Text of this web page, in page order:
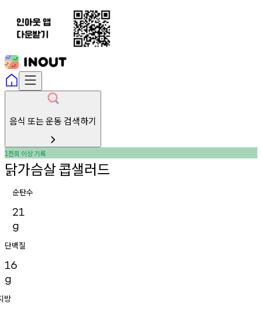
음식 또는 운동 검색하기
1천회 이상기록
닭가슴살콥샐러드
순탄수
21
g
단백질
16
g
방